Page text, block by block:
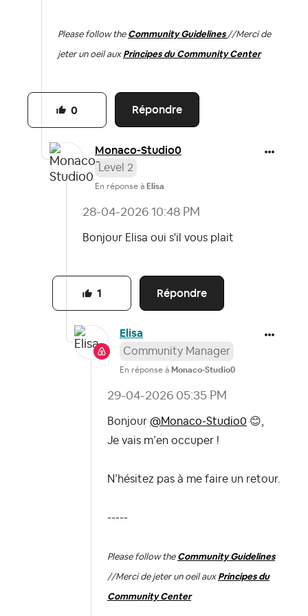
Please follow the Community Guidelines //Merci de
jeter un oeil aux Principes du Community Center
Répondre
0
Monaco-Studio0
Level 2
En réponse à Elisa
‎28-04-2026 10:48 PM
Bonjour Elisa oui s'il vous plait
Répondre
1
Elisa
Community Manager
En réponse à Monaco-Studio0
‎29-04-2026 05:35 PM
Bonjour @Monaco-Studio0 😊
Je vais m’en occuper !
N’hésitez pas à me faire un retour.
-----
Please follow the Community Guidelines
//Merci de jeter un oeil aux Principes du
Community Center